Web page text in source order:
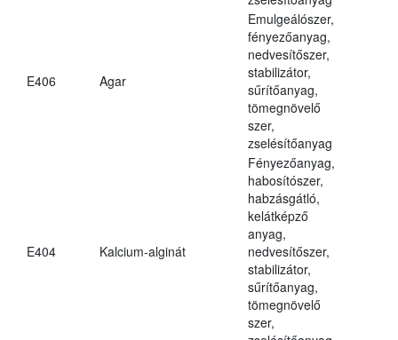
E406 Agar
Emulgeálószer,
fényezőanyag,
nedvesítőszer,
stabilizátor,
sűrítőanyag,
tömegnövelő
szer,
zselésítőanyag
E404 Kalcium-alginát
Fényezőanyag,
habosítószer,
habzásgátló,
kelátképző
anyag,
nedvesítőszer,
stabilizátor,
sűrítőanyag,
tömegnövelő
szer,